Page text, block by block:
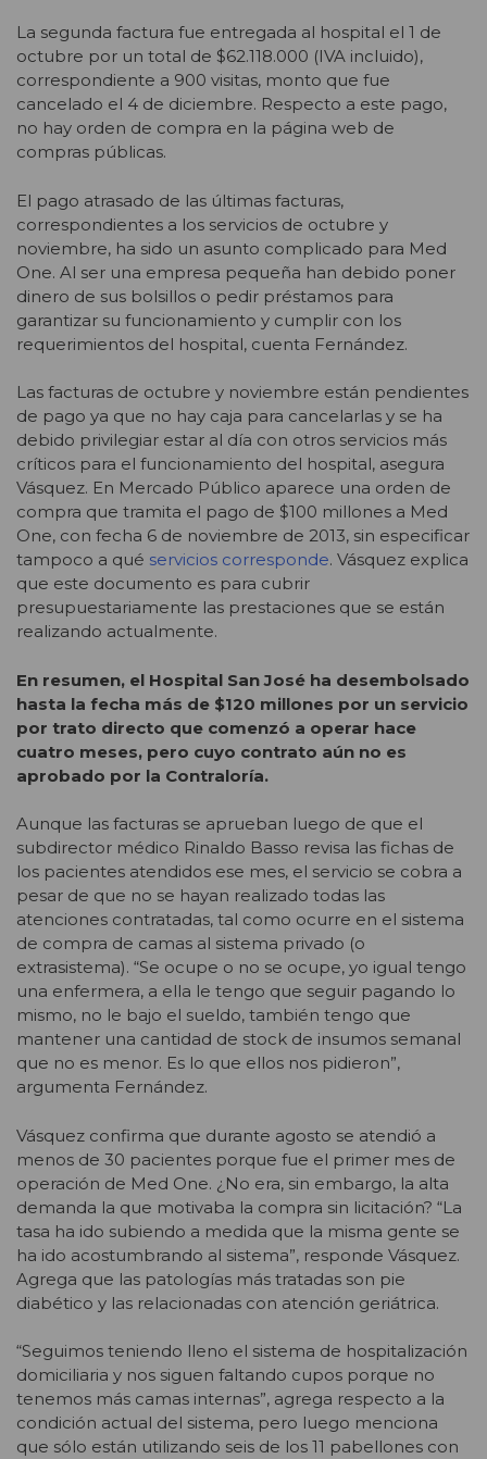
La segunda factura fue entregada al hospital el 1 de
octubre por un total de $62.118.000 (IVA incluido),
correspondiente a 900 visitas, monto que fue
cancelado el 4 de diciembre. Respecto a este pago,
no hay orden de compra en la página web de
compras públicas.
El pago atrasado de las últimas facturas,
correspondientes a los servicios de octubre y
noviembre, ha sido un asunto complicado para Med
One. Al ser una empresa pequeña han debido poner
dinero de sus bolsillos o pedir préstamos para
garantizar su funcionamiento y cumplir con los
requerimientos del hospital, cuenta Fernández.
Las facturas de octubre y noviembre están pendientes
de pago ya que no hay caja para cancelarlas y se ha
debido privilegiar estar al día con otros servicios más
críticos para el funcionamiento del hospital, asegura
Vásquez. En Mercado Público aparece una orden de
compra que tramita el pago de $100 millones a Med
One, con fecha 6 de noviembre de 2013, sin especificar
tampoco a qué servicios corresponde. Vásquez explica
que este documento es para cubrir
presupuestariamente las prestaciones que se están
realizando actualmente.
En resumen, el Hospital San José ha desembolsado
hasta la fecha más de $120 millones por un servicio
por trato directo que comenzó a operar hace
cuatro meses, pero cuyo contrato aún no es
aprobado por la Contraloría.
Aunque las facturas se aprueban luego de que el
subdirector médico Rinaldo Basso revisa las fichas de
los pacientes atendidos ese mes, el servicio se cobra a
pesar de que no se hayan realizado todas las
atenciones contratadas, tal como ocurre en el sistema
de compra de camas al sistema privado (o
extrasistema). “Se ocupe o no se ocupe, yo igual tengo
una enfermera, a ella le tengo que seguir pagando lo
mismo, no le bajo el sueldo, también tengo que
mantener una cantidad de stock de insumos semanal
que no es menor. Es lo que ellos nos pidieron”,
argumenta Fernández.
Vásquez confirma que durante agosto se atendió a
menos de 30 pacientes porque fue el primer mes de
operación de Med One. ¿No era, sin embargo, la alta
demanda la que motivaba la compra sin licitación? “La
tasa ha ido subiendo a medida que la misma gente se
ha ido acostumbrando al sistema”, responde Vásquez.
Agrega que las patologías más tratadas son pie
diabético y las relacionadas con atención geriátrica.
“Seguimos teniendo lleno el sistema de hospitalización
domiciliaria y nos siguen faltando cupos porque no
tenemos más camas internas”, agrega respecto a la
condición actual del sistema, pero luego menciona
que sólo están utilizando seis de los 11 pabellones con